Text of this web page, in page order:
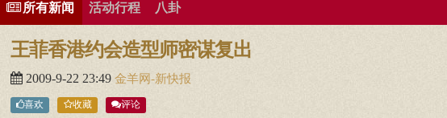
所有新闻 活动行程 八卦
王菲香港约会造型师密谋复出
2009-9-22 23:49 金羊网-新快报
喜欢 收藏 评论